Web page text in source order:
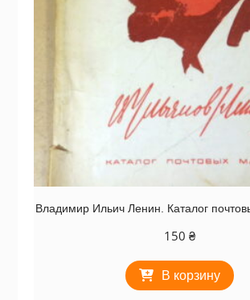
Владимир Ильич Ленин. Каталог
150₴
В корзину